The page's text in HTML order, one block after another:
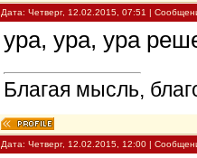
Дата: Четверг, 12.02.2015, 07:51 |
ура, ура, ура
Благая мысль,
Дата: Четверг, 12.02.2015, 12:00 |